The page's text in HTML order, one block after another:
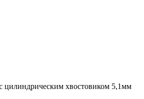
цилиндрическим хвостовиком 5,1мм